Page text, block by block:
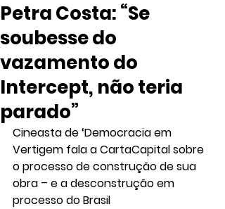
Petra Costa: “Se
soubesse do
vazamento do
Intercept, não teria
parado”
Cineasta de ‘Democracia em
Vertigem fala a CartaCapital sobre
o processo de construção de sua
obra – e a desconstrução em
processo do Brasil